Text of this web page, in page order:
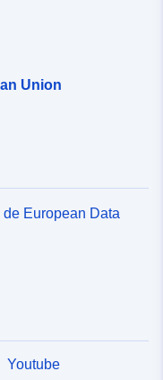
Union
European Data
Youtube